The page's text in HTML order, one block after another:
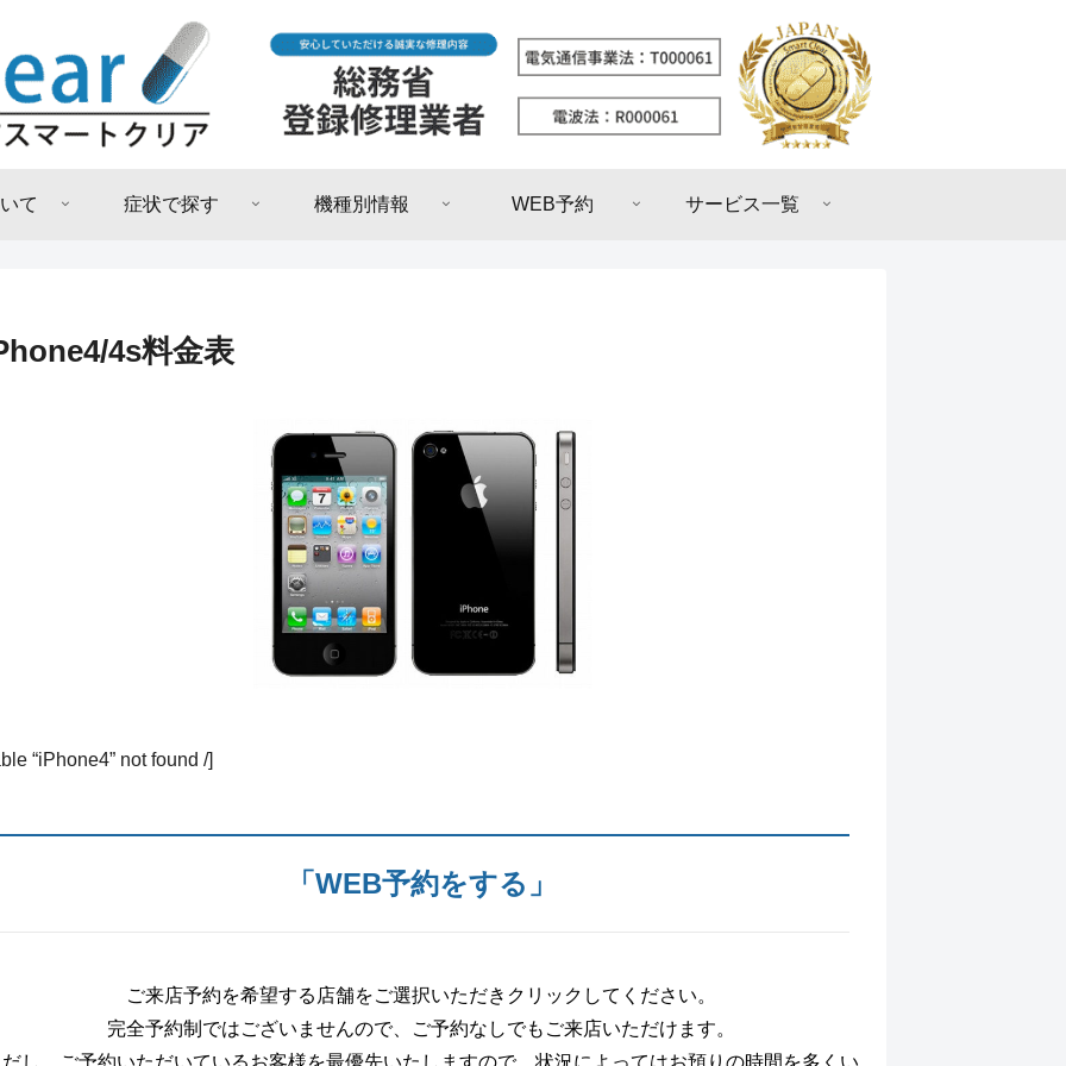
て 症状で探す 機種別情報 WEB予約 サービス一覧
4s料金表
“iPhone4” not found /]
「WEB予約をする」
ご来店予約を希望する店舗をご選択いただきクリックしてください。
完全予約制ではございませんので、ご予約なしでもご来店いただけます。
し、ご予約いただいているお客様を最優先いたしますので、状況によってはお預りの時間を多くい